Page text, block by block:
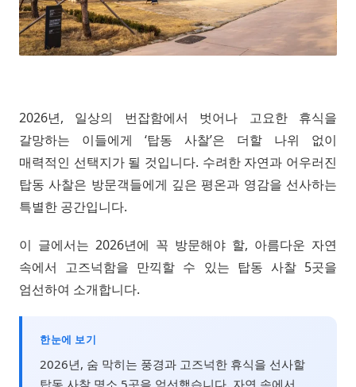
2026년, 일상의 번잡함에서 벗어나 고요한 휴식을
갈망하는 이들에게 ‘탑동 사찰’은 더할 나위 없이
매력적인 선택지가 될 것입니다. 수려한 자연과 어우러진
탑동 사찰은 방문객들에게 깊은 평온과 영감을 선사하는
특별한 공간입니다.
이 글에서는 2026년에 꼭 방문해야 할, 아름다운 자연
속에서 고즈넉함을 만끽할 수 있는 탑동 사찰 5곳을
엄선하여 소개합니다.
한눈에 보기
2026년, 숨 막히는 풍경과 고즈넉한 휴식을 선사할
탑동 사찰 명소 5곳을 엄선했습니다. 자연 속에서